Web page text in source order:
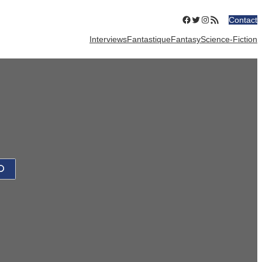
Facebook
Twitter
Instagram
Flux RSSContact
InterviewsFantastiqueFantasyScience-Fiction